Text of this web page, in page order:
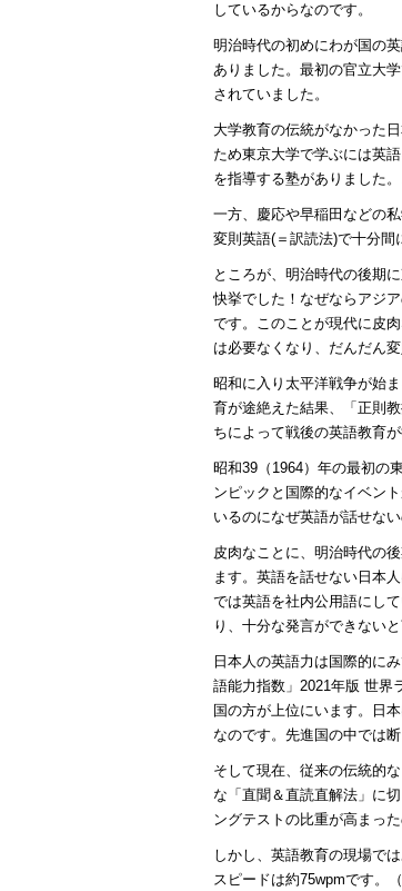
しているからなのです。
明治時代の初めにわが国の
ありました。最初の官立大
されていました。
大学教育の伝統がなかった
ため東京大学で学ぶには英
を指導する塾がありました
一方、慶応や早稲田などの
変則英語(＝訳読法)で十分間
ところが、明治時代の後期
快挙でした！なぜならアジ
です。このことが現代に皮
は必要なくなり、だんだん
昭和に入り太平洋戦争が始
育が途絶えた結果、「正則
ちによって戦後の英語教育が
昭和39（1964）年の最初の
ンピックと国際的なイベン
いるのになぜ英語が話せな
皮肉なことに、明治時代の
ます。英語を話せない日本
では英語を社内公用語にし
り、十分な発言ができないと
日本人の英語力は国際的に
語能力指数」2021年版 世界
国の方が上位にいます。日
なのです。先進国の中では断
そして現在、従来の伝統的
な「直聞＆直読直解法」に
ングテストの比重が高まっ
しかし、英語教育の現場で
スピードは約75wpmです。